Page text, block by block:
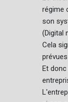
régime
son
(Digital
Cela
Et